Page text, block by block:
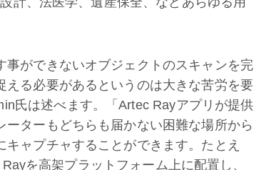
事ができないオブジェクトのスキャンを完
る必要があるというのは大きな苦労を要
氏は述べます。「Artec Rayアプリが提供
ターもどちらも届かない困難な場所から
ャプチャすることができます。たとえ
を高架プラットフォーム上に配置し、